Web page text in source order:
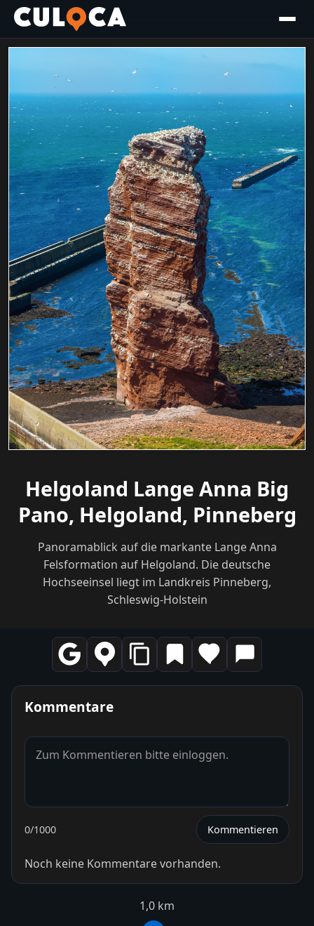
Helgoland Lange Anna Big
Pano, Helgoland, Pinneberg
Panoramablick auf die markante Lange Anna
Felsformation auf Helgoland. Die deutsche
Hochseeinsel liegt im Landkreis Pinneberg,
Schleswig-Holstein
Kommentare
0/1000 Kommentieren
Noch keine Kommentare vorhanden.
1,0 km